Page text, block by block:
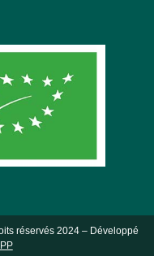
réservés 2024 – Développé